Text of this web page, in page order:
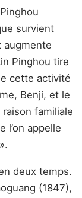
survient
augmente
Pinghou tire
cette activité
Benji, et le
familiale
l’on appelle
deux temps.
(1847),